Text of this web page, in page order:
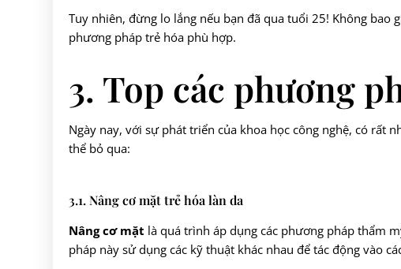
Tuy nhiên, đừng lo lắng nếu bạn đã qua tuổi 25! Không
phương pháp trẻ hóa phù hợp.
3. Top các phương
Ngày nay, với sự phát triển của khoa học công nghệ, có rất
thể bỏ qua:
3.1. Nâng cơ mặt trẻ hóa làn da
Nâng cơ mặt là quá trình áp dụng các phương pháp thẩm
pháp này sử dụng các kỹ thuật khác nhau để tác động vào